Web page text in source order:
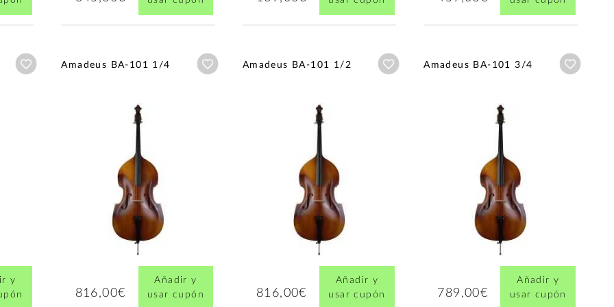
Añadir a wishlist
y
Amadeus BA-101 1/4 Añadir a wishlist
816,00€
Añadir y
usar cupón
Amadeus BA-101 1/2 Añadir a wishlist
816,00€
Añadir y
usar cupón
Amadeus BA-101 3/4
789,00€
Añadir y
usar cupón